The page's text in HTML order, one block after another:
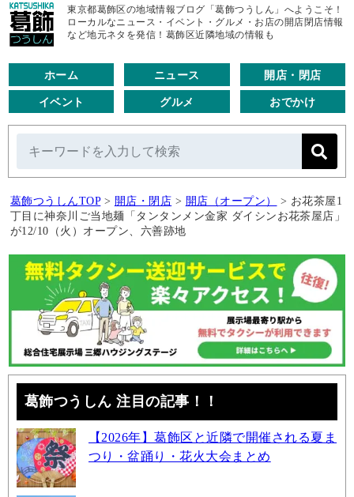
東京都葛飾区の地域情報ブログ「葛飾つうしん」へようこそ！
ローカルなニュース・イベント・グルメ・お店の開店閉店情報
など地元ネタを発信！葛飾区近隣地域の情報も
ホーム ニュース 開店・閉店
イベント グルメ おでかけ
葛飾つうしんTOP > 開店・閉店 > 開店（オープン） > お花茶屋1
丁目に神奈川ご当地麺「タンタンメン金家 ダイシンお花茶屋店」
が12/10（火）オープン、六善跡地
葛飾つうしん 注目の記事！！
【2026年】葛飾区と近隣で開催される夏ま
つり・盆踊り・花火大会まとめ